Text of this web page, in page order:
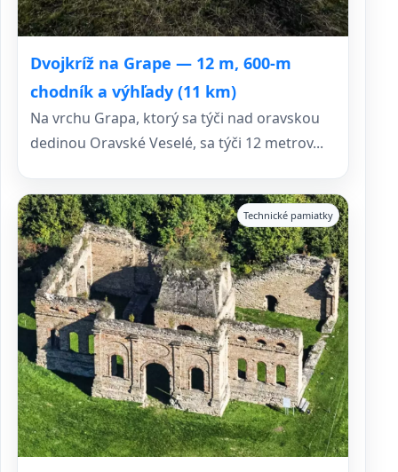
Dvojkríž na Grape — 12 m, 600‑m
chodník a výhľady (11 km)
Na vrchu Grapa, ktorý sa týči nad oravskou
dedinou Oravské Veselé, sa týči 12 metrov...
Technické pamiatky